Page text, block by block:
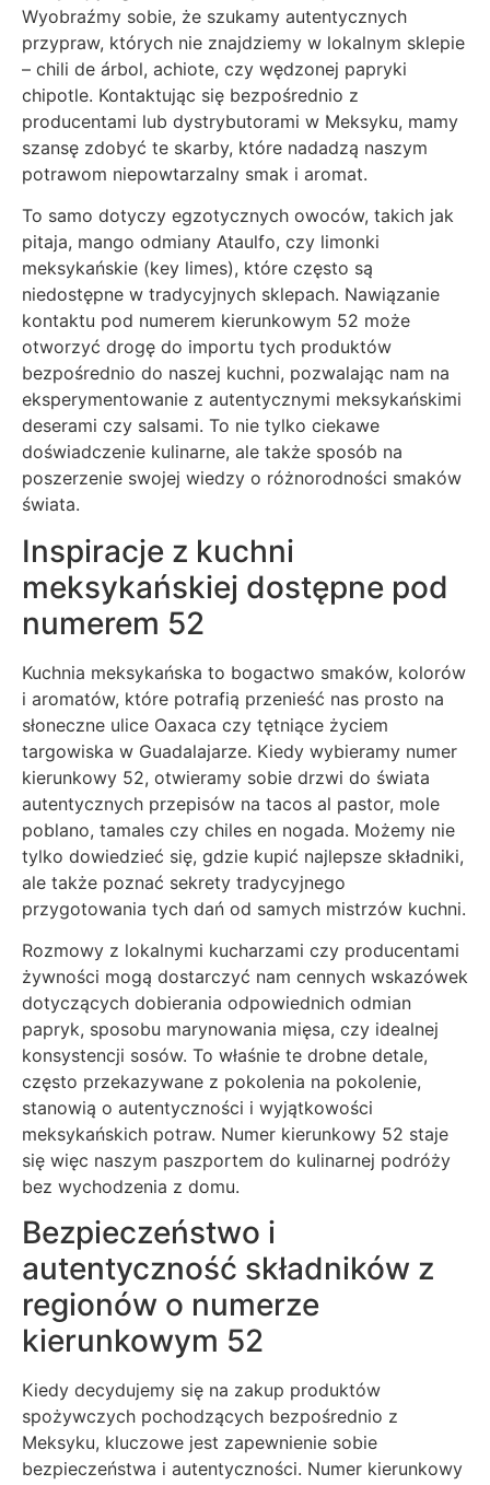
Wyobraźmy sobie, że szukamy autentycznych
przypraw, których nie znajdziemy w lokalnym sklepie
– chili de árbol, achiote, czy wędzonej papryki
chipotle. Kontaktując się bezpośrednio z
producentami lub dystrybutorami w Meksyku, mamy
szansę zdobyć te skarby, które nadadzą naszym
potrawom niepowtarzalny smak i aromat.
To samo dotyczy egzotycznych owoców, takich jak
pitaja, mango odmiany Ataulfo, czy limonki
meksykańskie (key limes), które często są
niedostępne w tradycyjnych sklepach. Nawiązanie
kontaktu pod numerem kierunkowym 52 może
otworzyć drogę do importu tych produktów
bezpośrednio do naszej kuchni, pozwalając nam na
eksperymentowanie z autentycznymi meksykańskimi
deserami czy salsami. To nie tylko ciekawe
doświadczenie kulinarne, ale także sposób na
poszerzenie swojej wiedzy o różnorodności smaków
świata.
Inspiracje z kuchni
meksykańskiej dostępne pod
numerem 52
Kuchnia meksykańska to bogactwo smaków, kolorów
i aromatów, które potrafią przenieść nas prosto na
słoneczne ulice Oaxaca czy tętniące życiem
targowiska w Guadalajarze. Kiedy wybieramy numer
kierunkowy 52, otwieramy sobie drzwi do świata
autentycznych przepisów na tacos al pastor, mole
poblano, tamales czy chiles en nogada. Możemy nie
tylko dowiedzieć się, gdzie kupić najlepsze składniki,
ale także poznać sekrety tradycyjnego
przygotowania tych dań od samych mistrzów kuchni.
Rozmowy z lokalnymi kucharzami czy producentami
żywności mogą dostarczyć nam cennych wskazówek
dotyczących dobierania odpowiednich odmian
papryk, sposobu marynowania mięsa, czy idealnej
konsystencji sosów. To właśnie te drobne detale,
często przekazywane z pokolenia na pokolenie,
stanowią o autentyczności i wyjątkowości
meksykańskich potraw. Numer kierunkowy 52 staje
się więc naszym paszportem do kulinarnej podróży
bez wychodzenia z domu.
Bezpieczeństwo i
autentyczność składników z
regionów o numerze
kierunkowym 52
Kiedy decydujemy się na zakup produktów
spożywczych pochodzących bezpośrednio z
Meksyku, kluczowe jest zapewnienie sobie
bezpieczeństwa i autentyczności. Numer kierunkowy